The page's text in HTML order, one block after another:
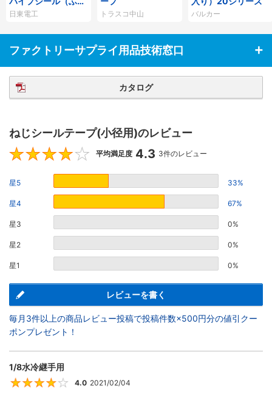
素樹脂製品）
日東電工 トラスコ中山 バルカー
ファクトリーサプライ用品技術窓口
カタログ
ねじシールテープ(小径用)のレビュー
4.3
平均満足度 4.3 3件のレビュー
星5 33%
星4 67%
星3 0%
星2 0%
星1 0%
レビューを書く
毎月3件以上の商品レビュー投稿で投稿件数×500円分の値引クー
ポンプレゼント！
1/8水冷継手用
4
4.0 2021/02/04